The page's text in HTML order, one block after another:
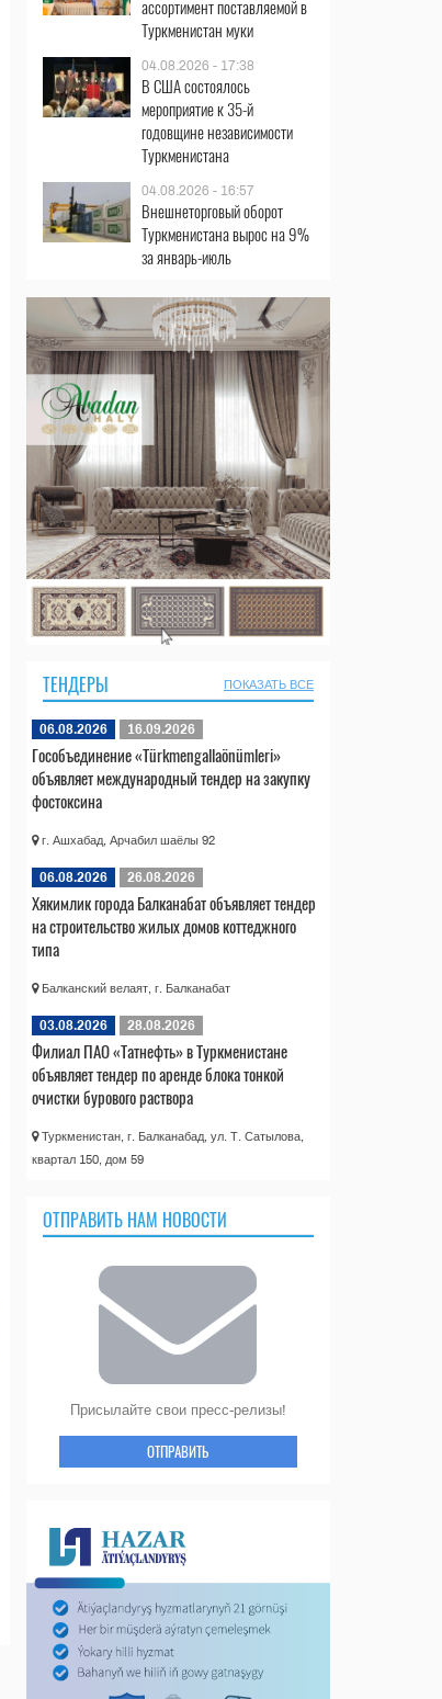
ассортимент поставляемой в
Туркменистан муки
04.08.2026 - 17:38
В США состоялось
мероприятие к 35-й
годовщине независимости
Туркменистана
04.08.2026 - 16:57
Внешнеторговый оборот
Туркменистана вырос на 9%
за январь-июль
ТЕНДЕРЫ ПОКАЗАТЬ ВСЕ
06.08.2026 16.09.2026
Гособъединение «Türkmengallaönümleri»
объявляет международный тендер на закупку
фостоксина
г. Ашхабад, Арчабил шаёлы 92
06.08.2026 26.08.2026
Хякимлик города Балканабат объявляет тендер
на строительство жилых домов коттеджного
типа
Балканский велаят, г. Балканабат
03.08.2026 28.08.2026
Филиал ПАО «Татнефть» в Туркменистане
объявляет тендер по аренде блока тонкой
очистки бурового раствора
Туркменистан, г. Балканабад, ул. Т. Сатылова,
квартал 150, дом 59
ОТПРАВИТЬ НАМ НОВОСТИ
Присылайте свои пресс-релизы!
ОТПРАВИТЬ